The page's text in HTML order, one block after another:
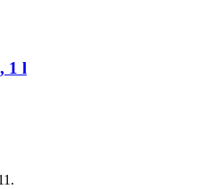
1 l